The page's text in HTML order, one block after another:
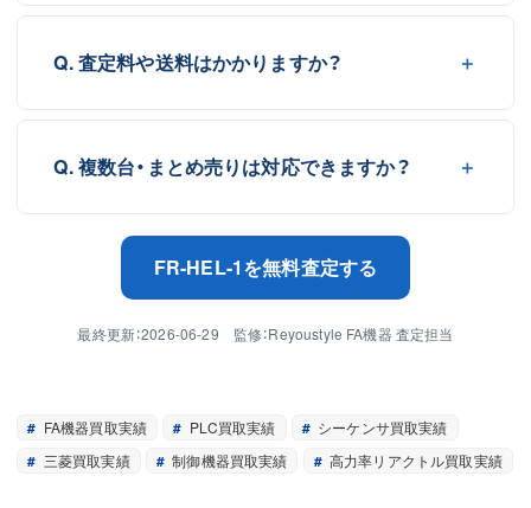
Q. 査定料や送料はかかりますか？
Q. 複数台・まとめ売りは対応できますか？
FR-HEL-1を無料査定する
最終更新：2026-06-29 監修：Reyoustyle FA機器 査定担当
FA機器買取実績 PLC買取実績
シーケンサ買取実績
三菱買取実績
制御機器買取実績 高力率リアクトル買取実績